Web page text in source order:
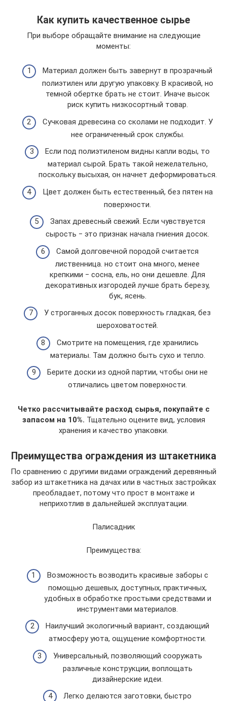
Как купить качественное сырье
При выборе обращайте внимание на следующие
моменты:
Материал должен быть завернут в прозрачный
полиэтилен или другую упаковку. В красивой, но
темной обертке брать не стоит. Иначе высок
риск купить низкосортный товар.
Сучковая древесина со сколами не подходит. У
нее ограниченный срок службы.
Если под полиэтиленом видны капли воды, то
материал сырой. Брать такой нежелательно,
поскольку высыхая, он начнет деформироваться.
Цвет должен быть естественный, без пятен на
поверхности.
Запах древесный свежий. Если чувствуется
сырость ‒ это признак начала гниения досок.
Самой долговечной породой считается
лиственница. но стоит она много, менее
крепкими ‒ сосна, ель, но они дешевле. Для
декоративных изгородей лучше брать березу,
бук, ясень.
У строганных досок поверхность гладкая, без
шероховатостей.
Смотрите на помещения, где хранились
материалы. Там должно быть сухо и тепло.
Берите доски из одной партии, чтобы они не
отличались цветом поверхности.
Четко рассчитывайте расход сырья, покупайте с
запасом на 10%. Тщательно оцените вид, условия
хранения и качество упаковки.
Преимущества ограждения из штакетника
По сравнению с другими видами ограждений деревянный
забор из штакетника на дачах или в частных застройках
преобладает, потому что прост в монтаже и
неприхотлив в дальнейшей эксплуатации.
Палисадник
Преимущества:
Возможность возводить красивые заборы с
помощью дешевых, доступных, практичных,
удобных в обработке простыми средствами и
инструментами материалов.
Наилучший экологичный вариант, создающий
атмосферу уюта, ощущение комфортности.
Универсальный, позволяющий сооружать
различные конструкции, воплощать
дизайнерские идеи.
Легко делаются заготовки, быстро